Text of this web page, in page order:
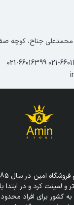
محمدعلی جناح، کوچه